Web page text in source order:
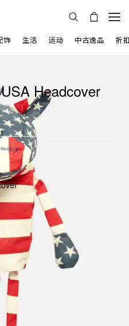
饰 生活 运动 中古逸品 折
Headcover